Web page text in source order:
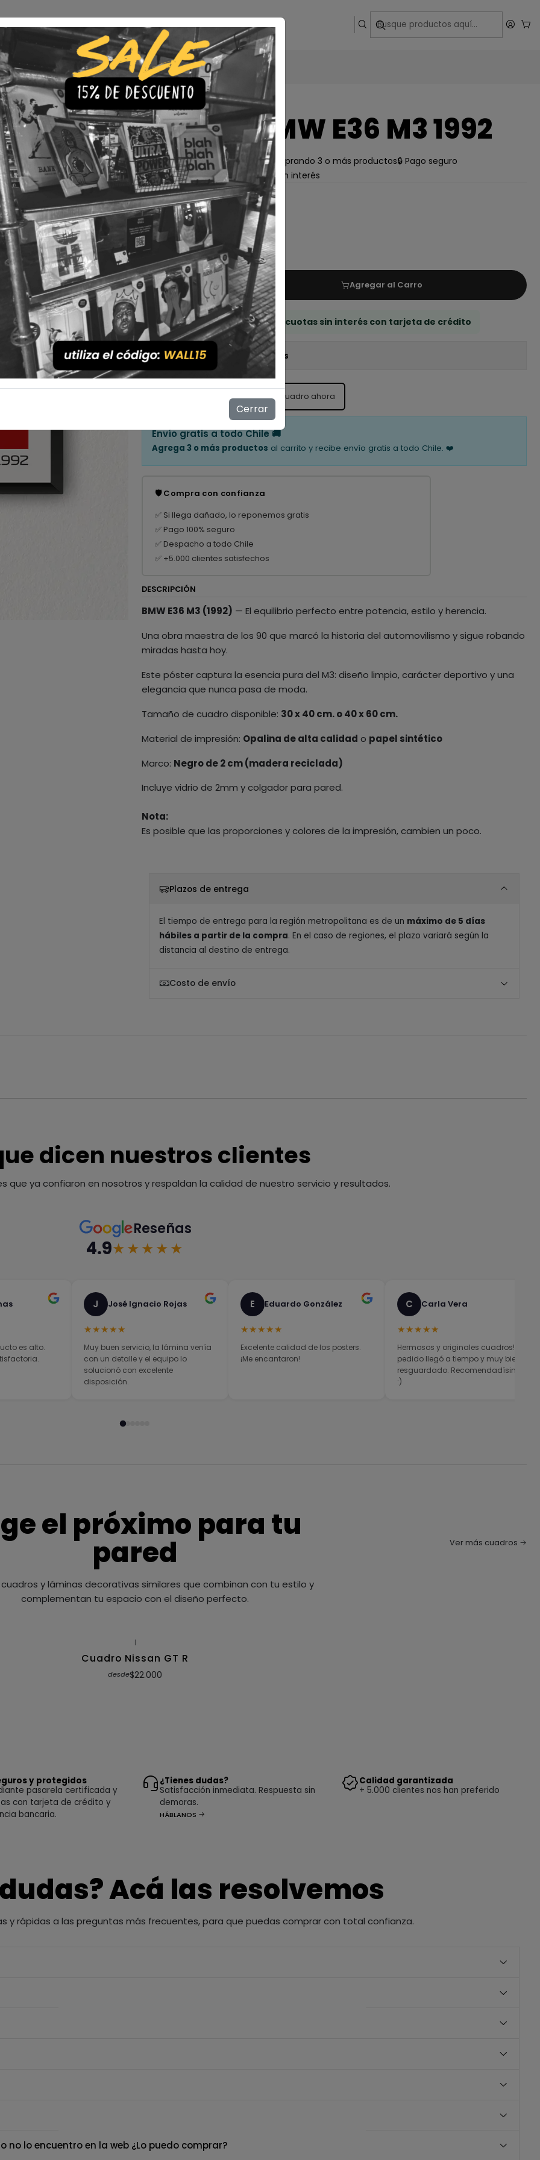
IluminaciónPrecios de cuadros & láminasPlazos de Entrega
|Cuadro BMW E36 M3 1992
🇨🇱 Envío gratis a todo Chile comprando 3 o más productos🔒 Pago seguro
💎 Calidad Premium💳 3 Cuotas sin interés
TAMAÑO
30x40 40x60
LÁMINA
Con Marco Sin Marco
Cantidad
Agregar al Carro
💳 Compra ahora y paga en 3 cuotas sin interés con tarjeta de crédito
Mostrar stock de ubicaciones
personas están viendo este cuadro ahora
Envío gratis a todo Chile 🚚
Agrega 3 o más productos al carrito y recibe envío gratis a todo Chile. ❤️
🛡️ Compra con confianza
✅ Si llega dañado, lo reponemos gratis
✅ Pago 100% seguro
✅ Despacho a todo Chile
✅ +5.000 clientes satisfechos
DESCRIPCIÓN
BMW E36 M3 (1992) — El equilibrio perfecto entre potencia, estilo y herencia.
Una obra maestra de los 90 que marcó la historia del automovilismo y sigue robando
miradas hasta hoy.
Este póster captura la esencia pura del M3: diseño limpio, carácter deportivo y una
elegancia que nunca pasa de moda.
Tamaño de cuadro disponible: 30 x 40 cm. o 40 x 60 cm.
Material de impresión: Opalina de alta calidad o papel sintético
Marco: Negro de 2 cm (madera reciclada)
Incluye vidrio de 2mm y colgador para pared.
Nota:
Es posible que las proporciones y colores de la impresión, cambien un poco.
Plazos de entrega
El tiempo de entrega para la región metropolitana es de un máximo de 5 días
hábiles a partir de la compra. En el caso de regiones, el plazo variará según la
distancia al destino de entrega.
Costo de envío
dicen nuestros clientes
que ya confiaron en nosotros y respaldan la calidad de nuestro servicio y resultados.
Reseñas
4.9★★★★★
es alto.
J José Ignacio Rojas
★★★★★
Muy buen servicio, la lámina venía
con un detalle y el equipo lo
solucionó con excelente
disposición.
E Eduardo González
★★★★★
Excelente calidad de los posters.
¡Me encantaron!
C Carla Vera
★★★★★
Hermosos y originales cuadros! El
pedido llegó a tiempo y muy bien
resguardado. Recomendadísimos
:)
el próximo para tu
pared
y láminas decorativas similares que combinan con tu estilo y
complementan tu espacio con el diseño perfecto.
Ver más cuadros
|
Cuadro Nissan GT R
desde$22.000
y protegidos
pasarela certificada y
con tarjeta de crédito y
bancaria.
¿Tienes dudas?
Satisfacción inmediata. Respuesta sin
demoras.
HÁBLANOS
Calidad garantizada
+ 5.000 clientes nos han preferido
Acá las resolvemos
y rápidas a las preguntas más frecuentes, para que puedas comprar con total confianza.
lo encuentro en la web ¿Lo puedo comprar?
Cerrar